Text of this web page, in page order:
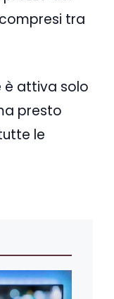
tra
è attiva solo
presto
le